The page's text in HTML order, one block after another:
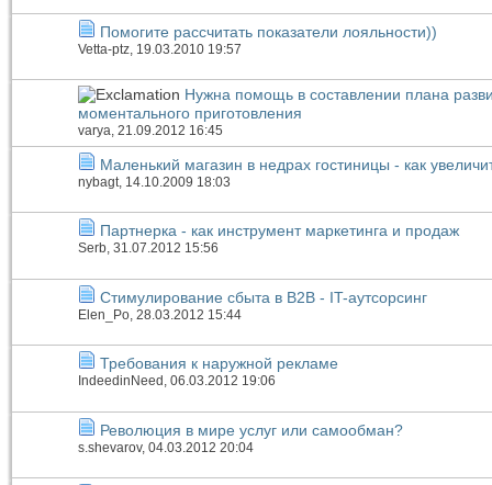
Помогите рассчитать показатели лояльности))
Vetta-ptz, 19.03.2010 19:57
Нужна помощь в составлении плана
моментального приготовления
varya, 21.09.2012 16:45
Маленький магазин в недрах гостиницы - как
nybagt, 14.10.2009 18:03
Партнерка - как инструмент маркетинга и продаж
Serb, 31.07.2012 15:56
Стимулирование сбыта в B2B - IT-аутсорсинг
Elen_Po , 28.03.2012 15:44
Требования к наружной рекламе
IndeedinNeed , 06.03.2012 19:06
Революция в мире услуг или самообман?
s.shevarov, 04.03.2012 20:04